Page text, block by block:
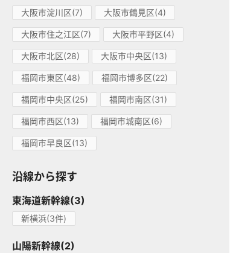
大阪市淀川区(7) 大阪市鶴見区(4)
大阪市住之江区(7) 大阪市平野区(4)
大阪市北区(28) 大阪市中央区(13)
福岡市東区(48) 福岡市博多区(22)
福岡市中央区(25) 福岡市南区(31)
福岡市西区(13) 福岡市城南区(6)
福岡市早良区(13)
沿線から探す
東海道新幹線(3)
新横浜(3件)
山陽新幹線(2)